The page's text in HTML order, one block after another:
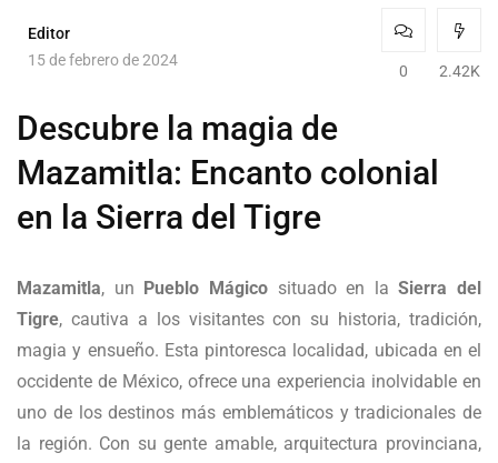
Editor
15 de febrero de 2024
0 2.42K
Descubre la magia de
Mazamitla: Encanto colonial
en la Sierra del Tigre
Mazamitla, un Pueblo Mágicosituado en laSierra del
Tigre, cautiva a los visitantes con su historia, tradición,
magia y ensueño. Esta pintoresca localidad, ubicada en el
occidente de México, ofrece una experiencia inolvidable en
uno de los destinos más emblemáticos y tradicionales de
la región. Con su gente amable, arquitectura provinciana,